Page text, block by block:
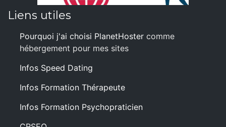
Liens utiles
Pourquoi j'ai choisi PlanetHoster comme
hébergement pour mes sites
Infos Speed Dating
Infos Formation Thérapeute
Infos Formation Psychopraticien